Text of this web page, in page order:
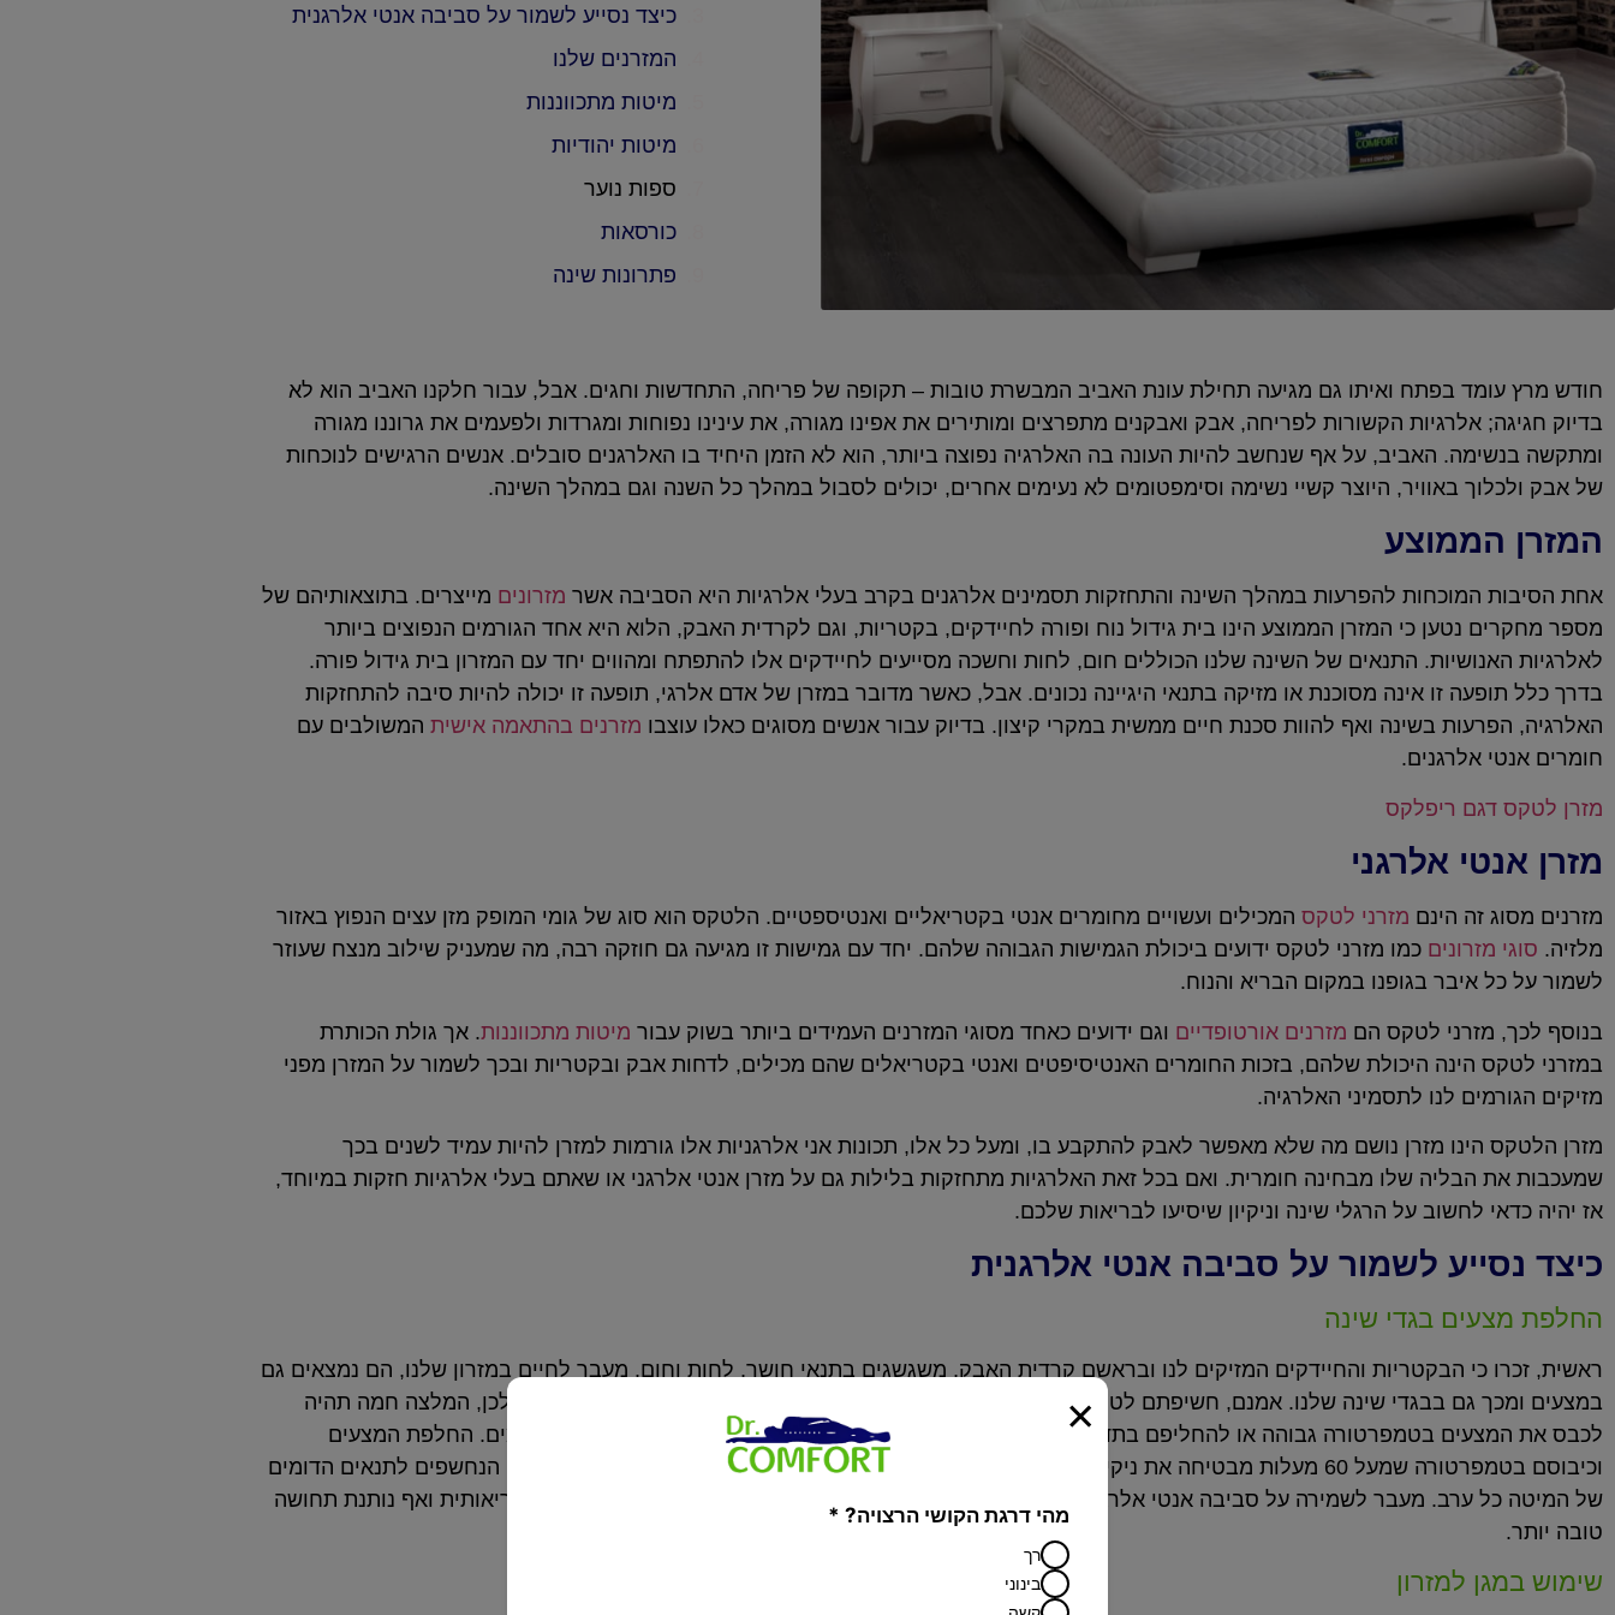
כיצד נסייע לשמור על סביבה אנטי אלרגנית
המזרנים שלנו
מיטות מתכווננות
מיטות יהודיות
ספות נוער
כורסאות
פתרונות שינה
חודש מרץ עומד בפתח ואיתו גם מגיעה תחילת עונת האביב המבשרת טובות – תקופה של פריחה, התחדשות וחגים. אבל, עבור חלקנו האביב הוא לא
בדיוק חגיגה; אלרגיות הקשורות לפריחה, אבק ואבקנים מתפרצים ומותירים את אפינו מגורה, את עינינו נפוחות ומגרדות ולפעמים את גרוננו מגורה
ומתקשה בנשימה. האביב, על אף שנחשב להיות העונה בה האלרגיה נפוצה ביותר, הוא לא הזמן היחיד בו האלרגנים סובלים. אנשים הרגישים לנוכחות
של אבק ולכלוך באוויר, היוצר קשיי נשימה וסימפטומים לא נעימים אחרים, יכולים לסבול במהלך כל השנה וגם במהלך השינה.
המזרן הממוצע
אחת הסיבות המוכחות להפרעות במהלך השינה והתחזקות תסמינים אלרגנים בקרב בעלי אלרגיות היא הסביבה אשר מזרונים מייצרים. בתוצאותיהם של
מספר מחקרים נטען כי המזרן הממוצע הינו בית גידול נוח ופורה לחיידקים, בקטריות, וגם לקרדית האבק, הלוא היא אחד הגורמים הנפוצים ביותר
לאלרגיות האנושיות. התנאים של השינה שלנו הכוללים חום, לחות וחשכה מסייעים לחיידקים אלו להתפתח ומהווים יחד עם המזרון בית גידול פורה.
בדרך כלל תופעה זו אינה מסוכנת או מזיקה בתנאי היגיינה נכונים. אבל, כאשר מדובר במזרן של אדם אלרגי, תופעה זו יכולה להיות סיבה להתחזקות
האלרגיה, הפרעות בשינה ואף להוות סכנת חיים ממשית במקרי קיצון. בדיוק עבור אנשים מסוגים כאלו עוצבו מזרנים בהתאמה אישית המשולבים עם
חומרים אנטי אלרגנים.
מזרן לטקס דגם ריפלקס
מזרן אנטי אלרגני
מזרנים מסוג זה הינם מזרני לטקס המכילים ועשויים מחומרים אנטי בקטריאליים ואנטיספטיים. הלטקס הוא סוג של גומי המופק מזן עצים הנפוץ באזור
מלזיה. סוגי מזרונים כמו מזרני לטקס ידועים ביכולת הגמישות הגבוהה שלהם. יחד עם גמישות זו מגיעה גם חוזקה רבה, מה שמעניק שילוב מנצח שעוזר
לשמור על כל איבר בגופנו במקום הבריא והנוח.
בנוסף לכך, מזרני לטקס הם מזרנים אורטופדיים וגם ידועים כאחד מסוגי המזרנים העמידים ביותר בשוק עבור מיטות מתכווננות. אך גולת הכותרת
במזרני לטקס הינה היכולת שלהם, בזכות החומרים האנטיסיפטים ואנטי בקטריאלים שהם מכילים, לדחות אבק ובקטריות ובכך לשמור על המזרן מפני
מזיקים הגורמים לנו לתסמיני האלרגיה.
מזרן הלטקס הינו מזרן נושם מה שלא מאפשר לאבק להתקבע בו, ומעל כל אלו, תכונות אני אלרגניות אלו גורמות למזרן להיות עמיד לשנים בכך
שמעכבות את הבליה שלו מבחינה חומרית. ואם בכל זאת האלרגיות מתחזקות בלילות גם על מזרן אנטי אלרגני או שאתם בעלי אלרגיות חזקות במיוחד,
אז יהיה כדאי לחשוב על הרגלי שינה וניקיון שיסיעו לבריאות שלכם.
כיצד נסייע לשמור על סביבה אנטי אלרגנית
החלפת מצעים בגדי שינה
ראשית, זכרו כי הבקטריות והחיידקים המזיקים לנו ובראשם קרדית האבק, משגשגים בתנאי חושך, לחות וחום. מעבר לחיים במזרון שלנו, הם נמצאים גם
במצעים ומכך גם בבגדי שינה שלנו. אמנם, חשיפתם לטמפרטורות גבוהות משמידה אותם ובכך מאפשרת לנו מרחב נשימה. לכן, המלצה חמה תהיה
לכבס את המצעים בטמפרטורה גבוהה או להחליפם בתדירות קבועה, כאשר הכמות המומלצת היא פעם בשבוע ועד עשרה ימים. החלפת המצעים
וכיבוסם בטמפרטורה שמעל 60 מעלות מבטיחה את ניקיונם מהגורמים לאלרגיות. להמלצה זו מצטרפים גם בגדי שינה שלכם הנחשפים לתנאים הדומים
של המיטה כל ערב. מעבר לשמירה על סביבה אנטי אלרגנית, החלפת בגדי השינה כל כמה ימים מומלצת מבחינה הגיינית ובריאותית ואף נותנת תחושה
טובה יותר.
שימוש במגן למזרון
×
מהי דרגת הקושי הרצויה? *
רך
בינוני